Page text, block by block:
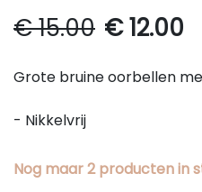
€15.00 €12.00
Grote bruine oorbellen
- Nikkelvrij
Nog maar2 productenin